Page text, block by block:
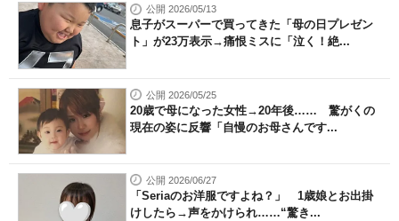
公開 2026/05/13
息子がスーパーで買ってきた「母の日プレゼン
ト」が23万表示→痛恨ミスに「泣く！絶...
公開 2026/05/25
20歳で母になった女性→20年後…… 驚がくの
現在の姿に反響「自慢のお母さんです...
公開 2026/06/27
「Seriaのお洋服ですよね？」 1歳娘とお出掛
けしたら→声をかけられ……“驚き...